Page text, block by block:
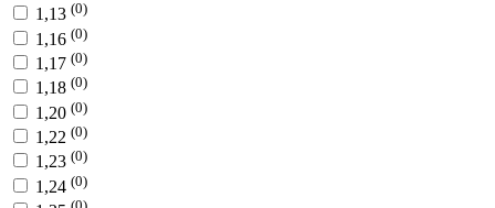
1,13 (0)
1,16 (0)
1,17 (0)
1,18 (0)
1,20 (0)
1,22 (0)
1,23 (0)
1,24 (0)